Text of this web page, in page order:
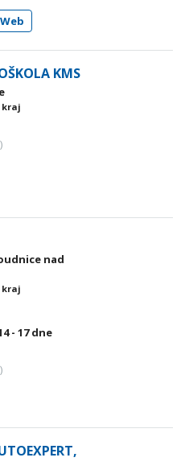
Web
KMS
kraj
nad
kraj
- 17dne